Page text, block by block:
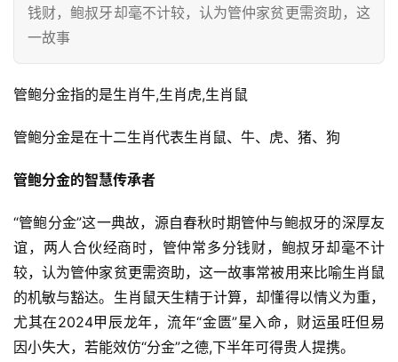
钱财，鲍叔牙却毫不计较，认为管仲家贫更需资助，这
一故事
管鲍分金指的是生肖牛,生肖虎,生肖鼠
管鲍分金是在十二生肖代表生肖鼠、牛、虎、猪、狗
管鲍分金的智慧传承者
“管鲍分金”这一典故，源自春秋时期管仲与鲍叔牙的深厚友
谊，两人合伙经商时，管仲常多分钱财，鲍叔牙却毫不计
较，认为管仲家贫更需资助，这一故事常被用来比喻生肖鼠
的机敏与豁达。生肖鼠天生精于计算，却懂得以情义为重，
尤其在2024甲辰龙年，流年“金匮”星入命，财运虽旺但易
因小失大，若能效仿“分金”之德,下半年可得贵人提携。